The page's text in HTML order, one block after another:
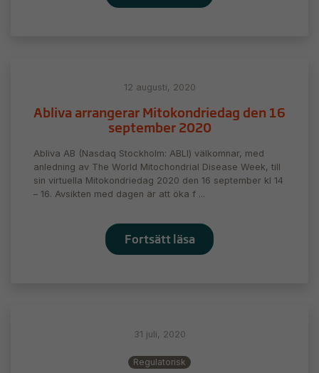
12 augusti, 2020
Abliva arrangerar Mitokondriedag den 16
september 2020
Abliva AB (Nasdaq Stockholm: ABLI) välkomnar, med
anledning av The World Mitochondrial Disease Week, till
sin virtuella Mitokondriedag 2020 den 16 september kl 14
– 16. Avsikten med dagen är att öka f ...
Fortsätt läsa
31 juli, 2020
Regulatorisk